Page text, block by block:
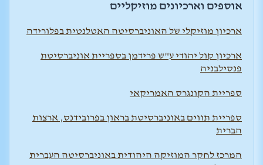
אוספים וארכיונים מוזיקליים
ארכיון מוזיקלי של האוניברסיטה האטלנטית בפלורידה
ארכיון קול יהודי ע"ש פרידמן בספריית אוניברסיטת
פנסילבניה
ספריית הקונגרס האמריקאי
ספריית תווים באוניברסיטת בראון בפרובידנס, ארצות
הברית
המרכז לחקר המוזיקה היהודית באוניברסיטה העברית